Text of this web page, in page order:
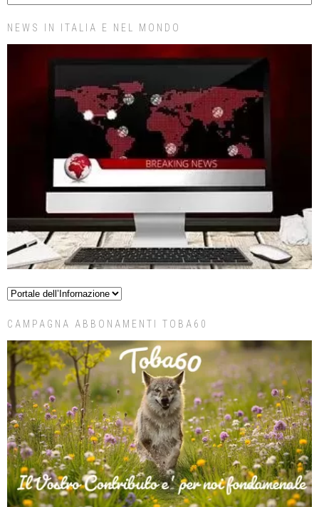
NEWS IN ITALIA E NEL MONDO
CAMPAGNA ABBONAMENTI TOBA60